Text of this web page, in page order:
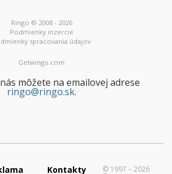
Ringo © 2008 - 2026
Podmienky inzercie
spracovania údajov
Getwingu.com
môžete na emailovej adrese
ringo@ringo.sk.
Kontakty © 1997 – 2026